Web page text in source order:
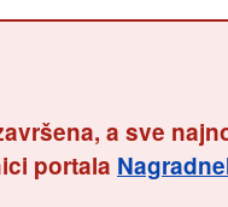
a sve
portala